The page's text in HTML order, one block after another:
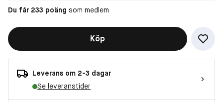
Du får 233 poäng som medlem
Köp
Leverans om 2-3 dagar
Se leveranstider